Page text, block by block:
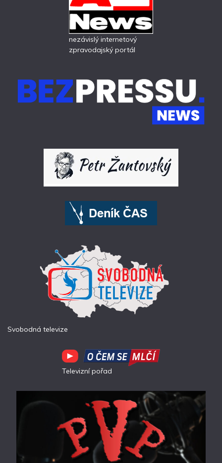
nezávislý internetový
zpravodajský portál
Svobodná televize
Televizní pořad